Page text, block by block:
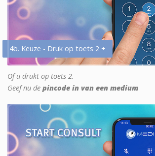
4b. Keuze - Druk op toets 2 +
Of u drukt op toets 2.
Geef nu de pincode in van een medium